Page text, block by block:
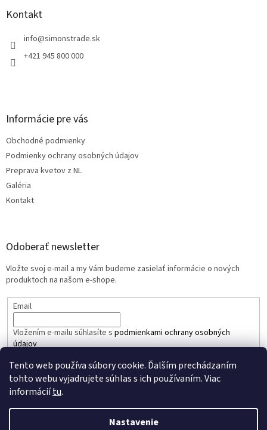
Tento web používa súbory cookie. Ďalším prechádzaním
tohto webu vyjadrujete súhlas s ich používaním. Viac
informáciítu.
Nastavenie
Kontakt
info@simonstrade.sk
+421 945 800 000
Informácie pre vás
Obchodné podmienky
Podmienky ochrany osobných údajov
Preprava kvetov z NL
Galéria
Kontakt
Odoberať newsletter
Vložte svoj e-mail a my Vám budeme zasielať informácie o nových
produktoch na našom e-shope.
Email
Vložením e-mailu súhlasíte s podmienkami ochrany osobných
údajov
PRIHLÁSIŤ SA
Vytvoril Shoptet